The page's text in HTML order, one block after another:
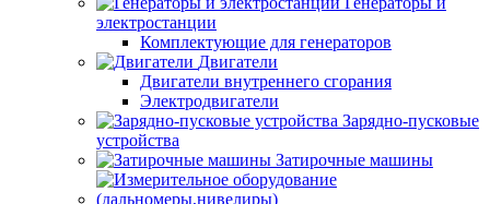
электростанции
Комплектующие для генераторов
Двигатели
Двигатели внутреннего сгорания
Электродвигатели
Зарядно-пусковые
устройства
Затирочные машины